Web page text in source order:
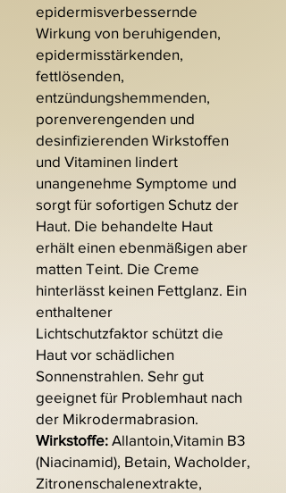
epidermisverbessernde
Wirkung von beruhigenden,
epidermisstärkenden,
fettlösenden,
entzündungshemmenden,
porenverengenden und
desinfizierenden Wirkstoffen
und Vitaminen lindert
unangenehme Symptome und
sorgt für sofortigen Schutz der
Haut. Die behandelte Haut
erhält einen ebenmäßigen aber
matten Teint. Die Creme
hinterlässt keinen Fettglanz. Ein
enthaltener
Lichtschutzfaktor schützt die
Haut vor schädlichen
Sonnenstrahlen. Sehr gut
geeignet für Problemhaut nach
der Mikrodermabrasion.
Wirkstoffe: Allantoin,Vitamin B3
(Niacinamid), Betain, Wacholder,
Zitronenschalenextrakte,